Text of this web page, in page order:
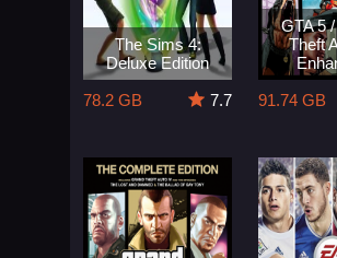
The Sims 4:
Deluxe Edition
78.2 GB
7.7
GTA 5
Theft
91.74 GB